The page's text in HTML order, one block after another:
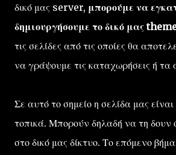
δικό μας server, μπορούμε να
δημιουργήσουμε το δικό μας
τις σελίδες από τις οποίες θα
να γράψουμε τις καταχωρήσεις ή τα
Σε αυτό το σημείο η σελίδα μας
τοπικά. Μπορούν δηλαδή να τη δουν
στο δικό μας δίκτυο. Το επόμενο